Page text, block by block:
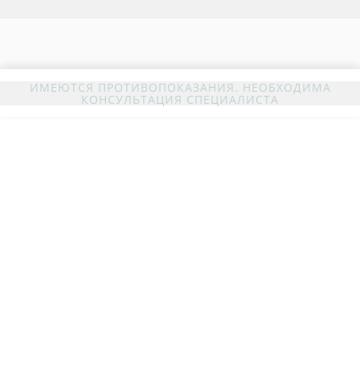
ИМЕЮТСЯ ПРОТИВОПОКАЗАНИЯ. НЕОБХОДИМА
КОНСУЛЬТАЦИЯ СПЕЦИАЛИСТА